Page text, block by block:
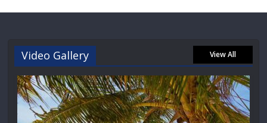
Video Gallery View All